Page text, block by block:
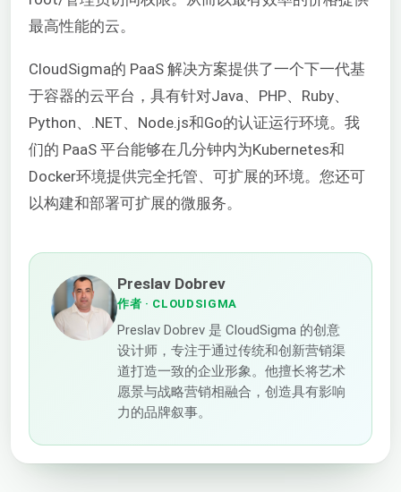
最高性能的云。
CloudSigma的 PaaS 解决方案提供了一个下一代基
于容器的云平台，具有针对Java、PHP、Ruby、
Python、.NET、Node.js和Go的认证运行环境。我
们的 PaaS 平台能够在几分钟内为Kubernetes和
Docker环境提供完全托管、可扩展的环境。您还可
以构建和部署可扩展的微服务。
Preslav Dobrev
作者 · CLOUDSIGMA
Preslav Dobrev 是 CloudSigma 的创意
设计师，专注于通过传统和创新营销渠
道打造一致的企业形象。他擅长将艺术
愿景与战略营销相融合，创造具有影响
力的品牌叙事。